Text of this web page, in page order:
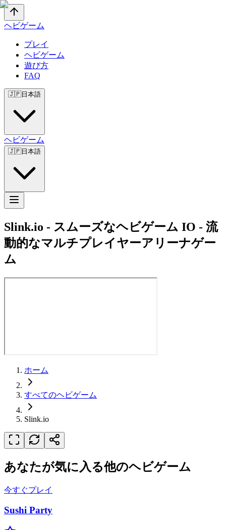
ヘビゲーム
プレイ
ヘビゲーム
遊び方
FAQ
🇯🇵日本語
ヘビゲーム
🇯🇵日本語
Slink.io - スムーズなヘビゲーム IO - 流
動的なマルチプレイヤーアリーナゲー
ム
ホーム
すべてのヘビゲーム
Slink.io
あなたが気に入る他のヘビゲーム
今すぐプレイ
Sushi Party